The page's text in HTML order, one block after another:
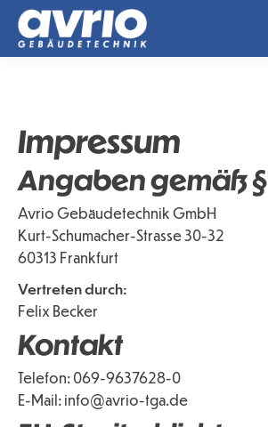
Impressum
Angaben gemäß §
Avrio Gebäudetechnik GmbH
Kurt-Schumacher-Strasse 30-32
60313 Frankfurt
Vertreten durch:
Felix Becker
Kontakt
Telefon: 069-9637628-0
E-Mail: info@avrio-tga.de